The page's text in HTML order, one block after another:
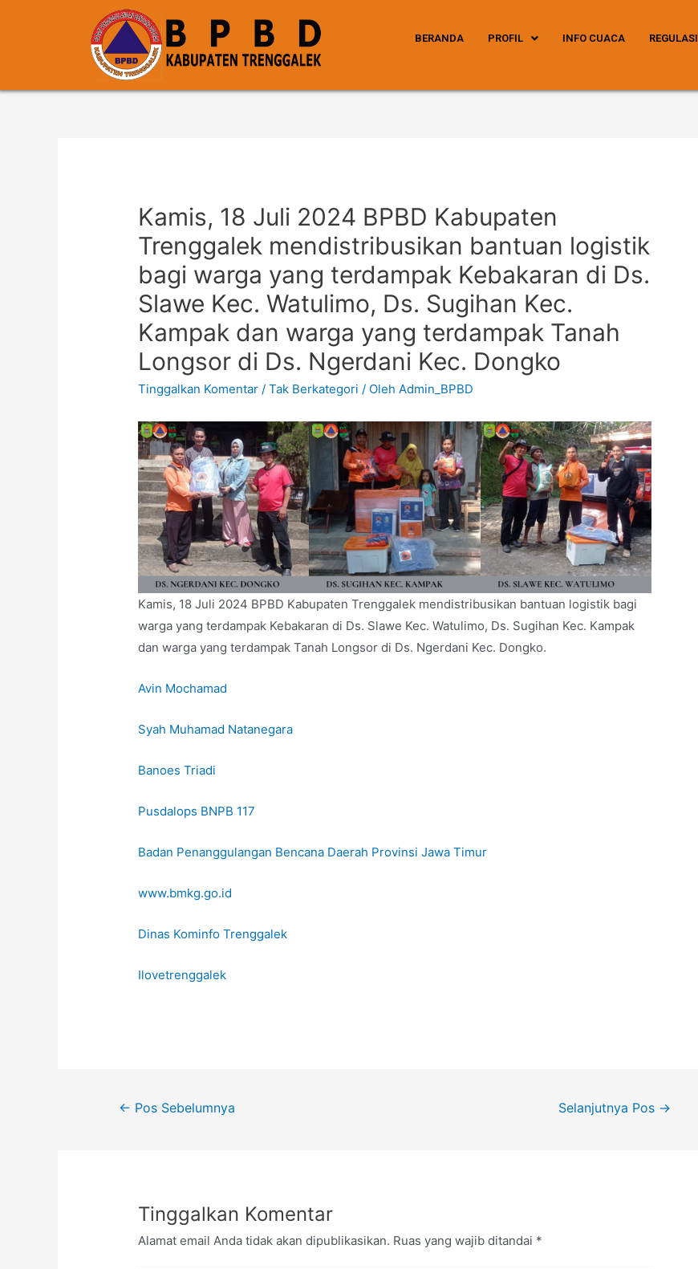
BERANDA PROFIL INFO CUACA REGULASI
Kamis, 18 Juli 2024 BPBD Kabupaten
Trenggalek mendistribusikan bantuan logistik
bagi warga yang terdampak Kebakaran di Ds.
Slawe Kec. Watulimo, Ds. Sugihan Kec.
Kampak dan warga yang terdampak Tanah
Longsor di Ds. Ngerdani Kec. Dongko
Tinggalkan Komentar /Tak Berkategori / OlehAdmin_BPBD
Kamis, 18 Juli 2024 BPBD Kabupaten Trenggalek mendistribusikan bantuan logistik bagi
warga yang terdampak Kebakaran di Ds. Slawe Kec. Watulimo, Ds. Sugihan Kec. Kampak
dan warga yang terdampak Tanah Longsor di Ds. Ngerdani Kec. Dongko.
Avin Mochamad
Syah Muhamad Natanegara
Banoes Triadi
Pusdalops BNPB 117
Badan Penanggulangan Bencana Daerah Provinsi Jawa Timur
www.bmkg.go.id
Dinas Kominfo Trenggalek
Ilovetrenggalek
← Pos Sebelumnya Selanjutnya Pos →
Tinggalkan Komentar
Alamat email Anda tidak akan dipublikasikan. Ruas yang wajib ditandai *